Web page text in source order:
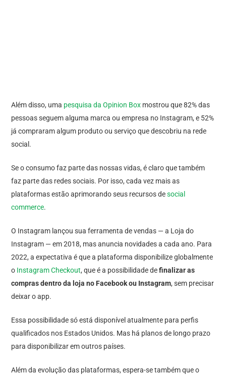
Além disso, uma pesquisa da Opinion Box mostrou que 82% das
pessoas seguem alguma marca ou empresa no Instagram, e 52%
já compraram algum produto ou serviço que descobriu na rede
social.
Se o consumo faz parte das nossas vidas, é claro que também
faz parte das redes sociais. Por isso, cada vez mais as
plataformas estão aprimorando seus recursos desocial
commerce.
O Instagram lançou sua ferramenta de vendas — a Loja do
Instagram — em 2018, mas anuncia novidades a cada ano. Para
2022, a expectativa é que a plataforma disponibilize globalmente
o Instagram Checkout, que é a possibilidade definalizar as
compras dentro da loja no Facebook ou Instagram, sem precisar
deixar o app.
Essa possibilidade só está disponível atualmente para perfis
qualificados nos Estados Unidos. Mas há planos de longo prazo
para disponibilizar em outros países.
Além da evolução das plataformas, espera-se também que o